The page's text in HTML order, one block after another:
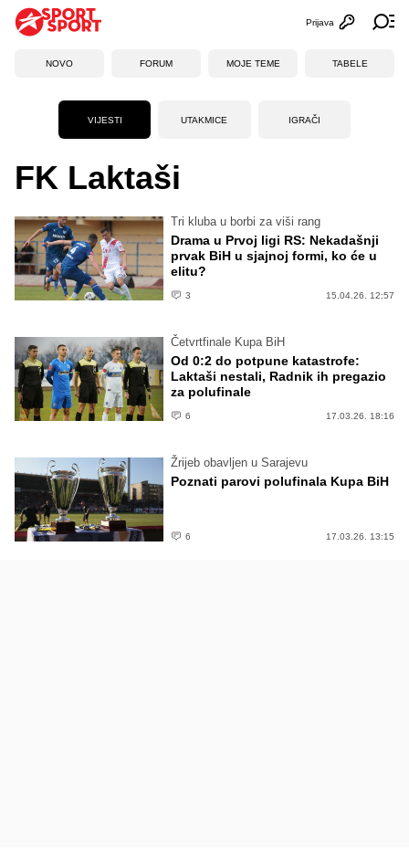
Otvori
Prijava
NOVO FORUM MOJE TEME TABELE
VIJESTI UTAKMICE IGRAČI
FK Laktaši
Tri kluba u borbi za viši rang
Drama u Prvoj ligi RS: Nekadašnji
prvak BiH u sjajnoj formi, ko će u
elitu?
3 15.04.26. 12:57
Četvrtfinale Kupa BiH
Od 0:2 do potpune katastrofe:
Laktaši nestali, Radnik ih pregazio
za polufinale
6 17.03.26. 18:16
Žrijeb obavljen u Sarajevu
Poznati parovi polufinala Kupa BiH
6 17.03.26. 13:15